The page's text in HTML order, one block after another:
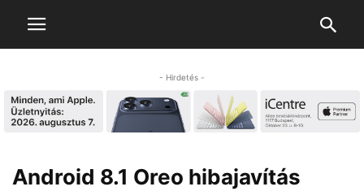
- Hirdetés -
Android 8.1 Oreo hibajavítás